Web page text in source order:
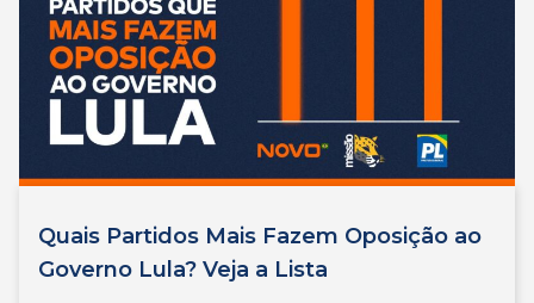
Quais Partidos Mais Fazem Oposição ao
Governo Lula? Veja a Lista